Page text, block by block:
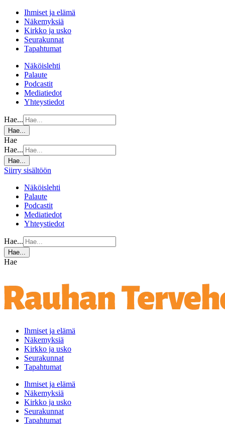
Ihmiset ja elämä
Näkemyksiä
Kirkko ja usko
Seurakunnat
Tapahtumat
Näköislehti
Palaute
Podcastit
Mediatiedot
Yhteystiedot
Hae...
Hae...
Hae
Hae...
Hae...
Siirry sisältöön
Näköislehti
Palaute
Podcastit
Mediatiedot
Yhteystiedot
Hae...
Hae...
Hae
Ihmiset ja elämä
Näkemyksiä
Kirkko ja usko
Seurakunnat
Tapahtumat
Ihmiset ja elämä
Näkemyksiä
Kirkko ja usko
Seurakunnat
Tapahtumat